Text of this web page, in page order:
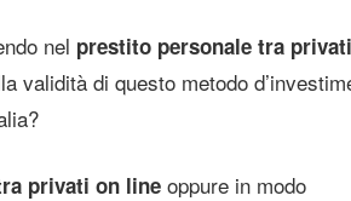
nel prestito personale tra privati
validità di questo metodo
privati on line oppure in modo